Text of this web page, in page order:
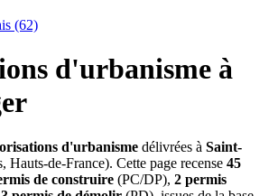
(62)
d'urbanisme à
d'urbanisme délivrées à Saint-
Hauts-de-France). Cette page recense 45
de construire (PC/DP), 2 permis